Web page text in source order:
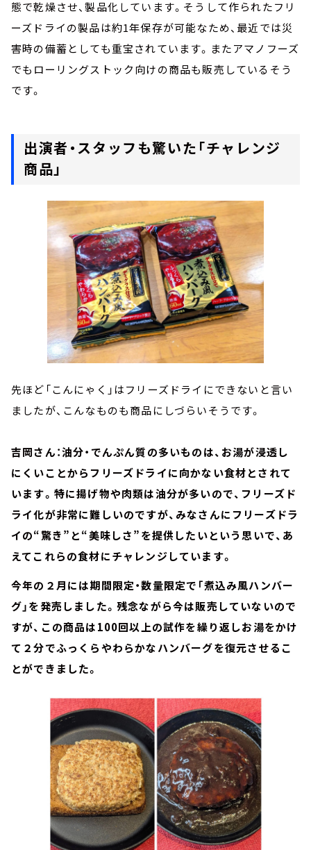
態で乾燥させ、製品化しています。そうして作られたフリ
ーズドライの製品は約1年保存が可能なため、最近では災
害時の備蓄としても重宝されています。またアマノフーズ
でもローリングストック向けの商品も販売しているそう
です。
出演者・スタッフも驚いた「チャレンジ
商品」
先ほど「こんにゃく」はフリーズドライにできないと言い
ましたが、こんなものも商品にしづらいそうです。
吉岡さん：油分・でんぷん質の多いものは、お湯が浸透し
にくいことからフリーズドライに向かない食材とされて
います。特に揚げ物や肉類は油分が多いので、フリーズド
ライ化が非常に難しいのですが、みなさんにフリーズドラ
イの“驚き”と“美味しさ”を提供したいという思いで、あ
えてこれらの食材にチャレンジしています。
今年の２月には期間限定・数量限定で「煮込み風ハンバー
グ」を発売しました。残念ながら今は販売していないので
すが、この商品は100回以上の試作を繰り返しお湯をかけ
て２分でふっくらやわらかなハンバーグを復元させるこ
とができました。